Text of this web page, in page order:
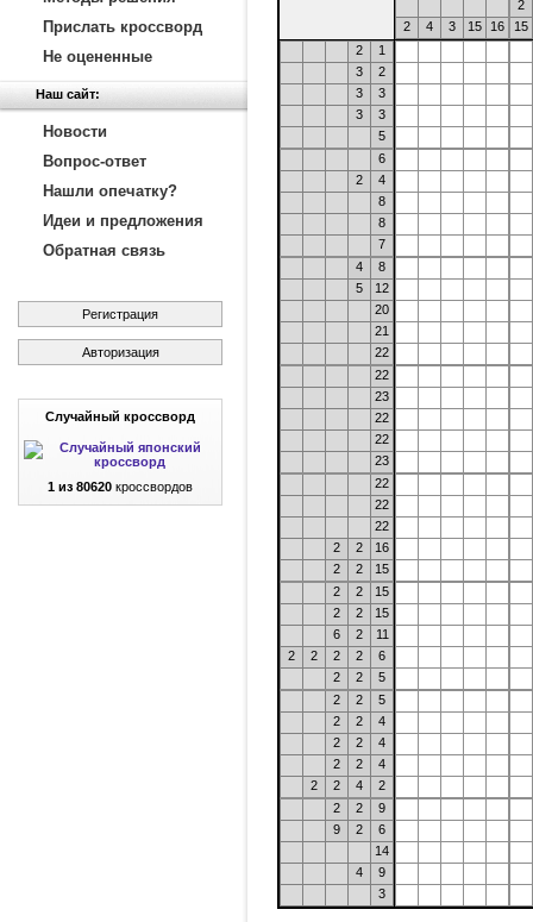
Прислать кроссворд
Не оцененные
Наш сайт:
Новости
Вопрос-ответ
Нашли опечатку?
Идеи и предложения
Обратная связь
Регистрация
Авторизация
Случайный кроссворд
1 из 80620 кроссвордов
2
2
4 3 15 16
15
2
1
3
2
3
3
3
3
5
6
2
4
8
8
7
4
8
5
12
20
21
22
22
23
22
22
23
22
22
22
2
2
16
2
2
15
2
2
15
2
2
15
6
2
11
2
2 2 2
6
2
2
5
2
2
5
2
2
4
2
2
4
2
2
4
2
2 4
2
2
2
9
9
2
6
14
4
9
3